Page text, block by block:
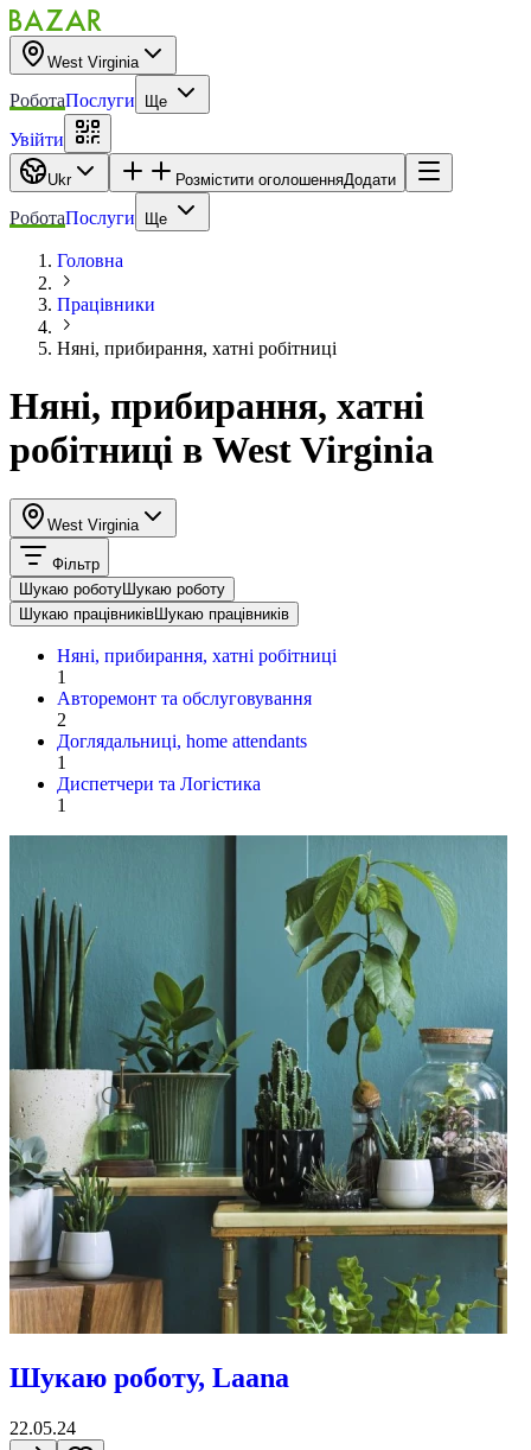
West Virginia
РоботаПослуги Ще
Увійти
Ukr Розмістити оголошенняДодати
РоботаПослуги Ще
Головна
Працівники
Няні, прибирання, хатні робітниці
Няні, прибирання, хатні
робітниці в West Virginia
West Virginia
Фільтр
Шукаю роботу Шукаю роботу
Шукаю працівників Шукаю працівників
Няні, прибирання, хатні робітниці
1
Авторемонт та обслуговування
2
Доглядальниці, home attendants
1
Диспетчери та Логістика
1
Шукаю роботу, Laana
22.05.24